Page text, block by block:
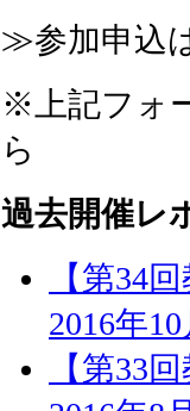
≫参加申込
※上記フォ
ら
過去開催レ
【第34
2016年10
【第33